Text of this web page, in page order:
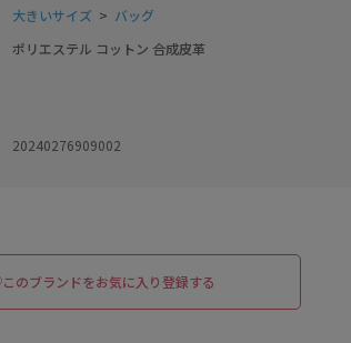
大きいサイズ
バッグ
ポリエステル コットン 合成皮革
20240276909002
このブランドをお気に入り登録する